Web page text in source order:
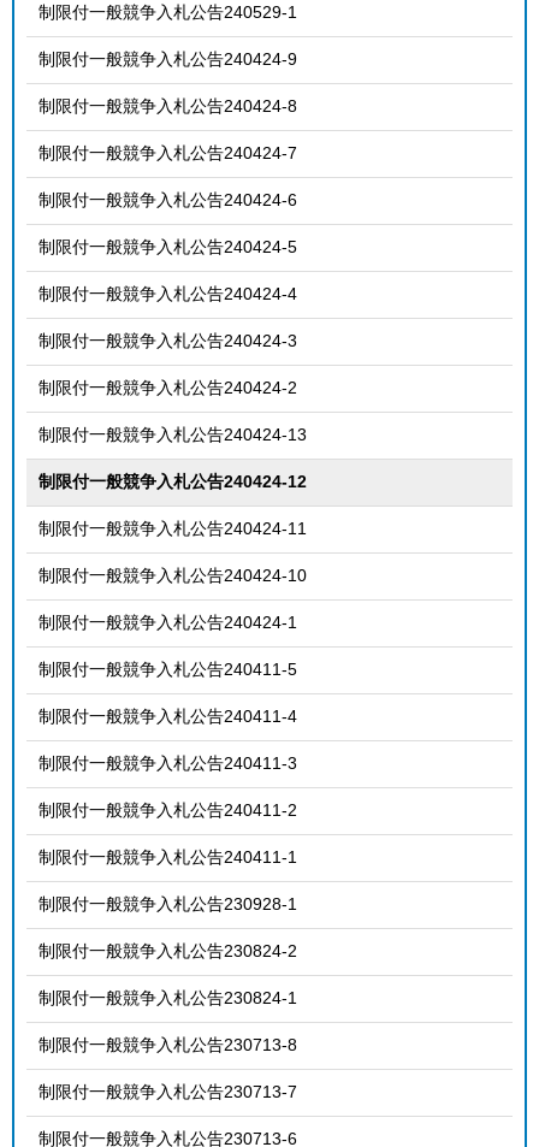
制限付一般競争入札公告240529-1
制限付一般競争入札公告240424-9
制限付一般競争入札公告240424-8
制限付一般競争入札公告240424-7
制限付一般競争入札公告240424-6
制限付一般競争入札公告240424-5
制限付一般競争入札公告240424-4
制限付一般競争入札公告240424-3
制限付一般競争入札公告240424-2
制限付一般競争入札公告240424-13
制限付一般競争入札公告240424-12
制限付一般競争入札公告240424-11
制限付一般競争入札公告240424-10
制限付一般競争入札公告240424-1
制限付一般競争入札公告240411-5
制限付一般競争入札公告240411-4
制限付一般競争入札公告240411-3
制限付一般競争入札公告240411-2
制限付一般競争入札公告240411-1
制限付一般競争入札公告230928-1
制限付一般競争入札公告230824-2
制限付一般競争入札公告230824-1
制限付一般競争入札公告230713-8
制限付一般競争入札公告230713-7
制限付一般競争入札公告230713-6